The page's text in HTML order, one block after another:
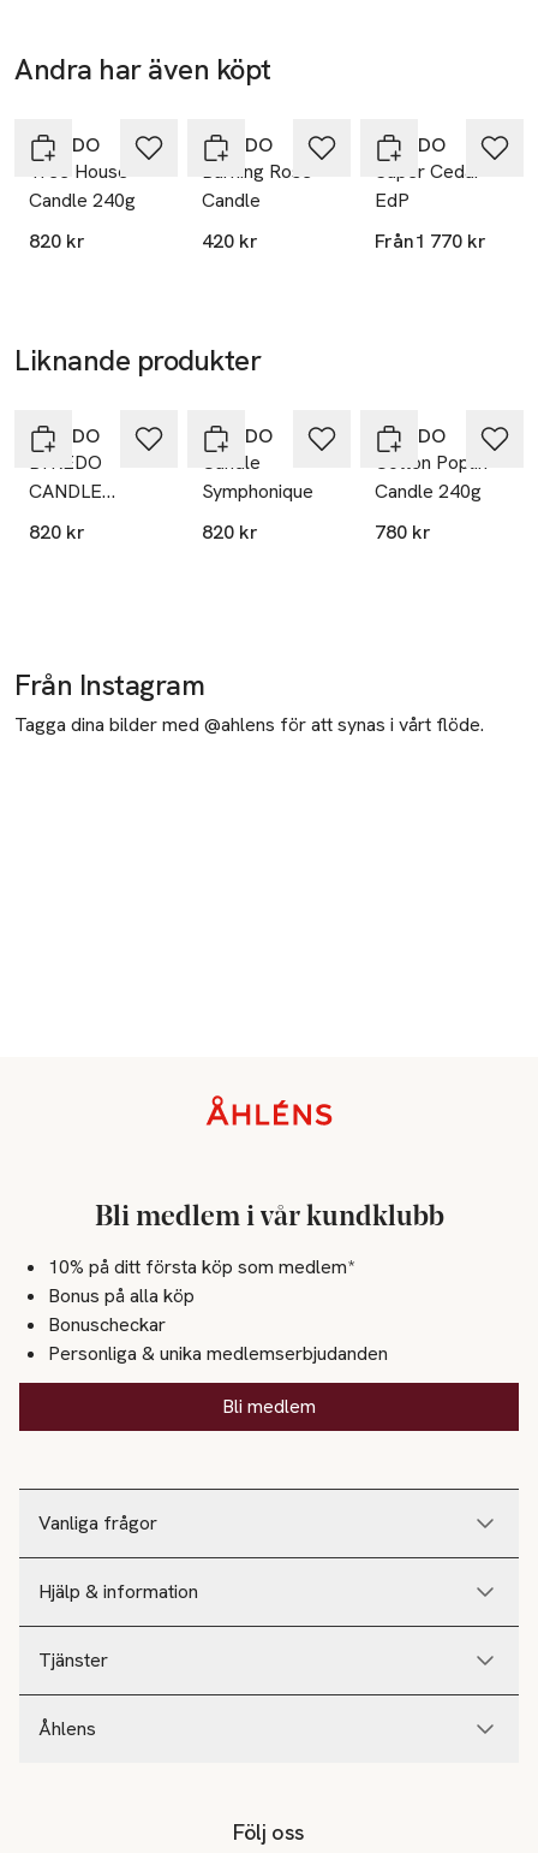
Andra har även köpt
BYREDO
Tree House
Candle 240g
820 kr
BYREDO
Burning Rose
Candle
420 kr
BYREDO
Super Cedar
EdP
Från1 770 kr
Liknande produkter
BYREDO
BYREDO
CANDLE
BIBLIOTHEQUE
820 kr
BYREDO
Candle
Symphonique
820 kr
BYREDO
Cotton Poplin
Candle 240g
780 kr
Från Instagram
Tagga dina bilder med @ahlens för att synas i vårt flöde.
Vanliga frågor
Hjälp & information
Tjänster
Åhlens
Bli medlem i vår kundklubb
10% på ditt första köp som medlem*
Bonus på alla köp
Bonuscheckar
Personliga & unika medlemserbjudanden
Bli medlem
Följ oss